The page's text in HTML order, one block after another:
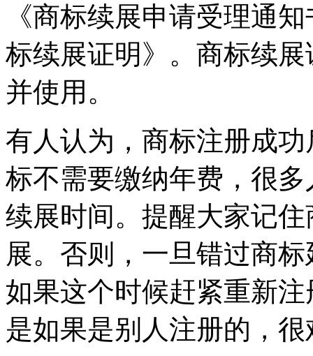
《商标续展申请受理通
标续展证明》。商标续
并使用。
有人认为，商标注册成
标不需要缴纳年费，很
续展时间。提醒大家记
展。否则，一旦错过商
如果这个时候赶紧重新
是如果是别人注册的，